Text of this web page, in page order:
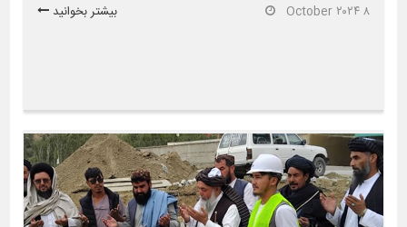
۸ October ۲۰۲۴ بیشتر بخوانید